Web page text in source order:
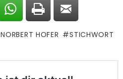
NORBERT HOFER STICHWORT